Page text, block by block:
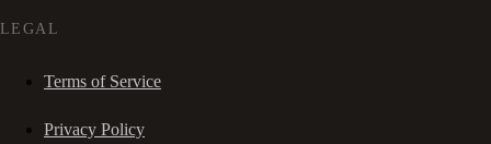
LEGAL
Terms of Service
Privacy Policy